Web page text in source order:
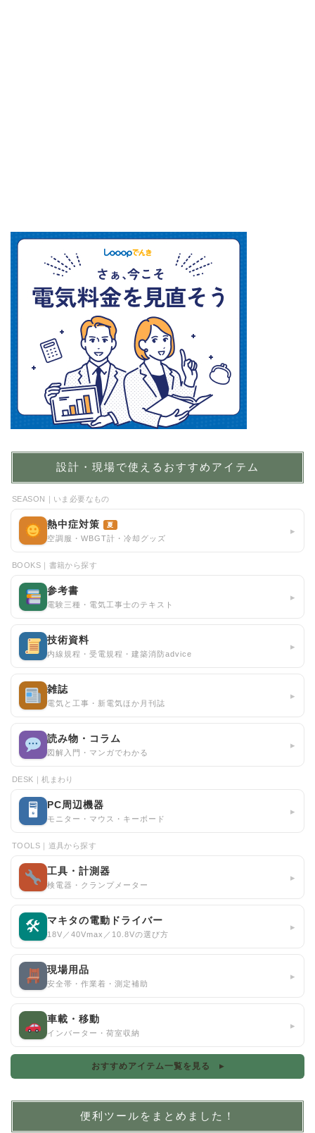
設計・現場で使えるおすすめアイテム
SEASON｜いま必要なもの
熱中症対策 夏
空調服・WBGT計・冷却グッズ
▸
BOOKS｜書籍から探す
参考書
電験三種・電気工事士のテキスト
▸
技術資料
内線規程・受電規程・建築消防advice
▸
雑誌
電気と工事・新電気ほか月刊誌
▸
読み物・コラム
図解入門・マンガでわかる
▸
DESK｜机まわり
🖥 PC周辺機器
モニター・マウス・キーボード
▸
TOOLS｜道具から探す
工具・計測器
検電器・クランプメーター
▸
🛠 マキタの電動ドライバー
18V／40Vmax／10.8Vの選び方
▸
現場用品
安全帯・作業着・測定補助
▸
車載・移動
インバーター・荷室収納
▸
おすすめアイテム一覧を見る ▸
便利ツールをまとめました！